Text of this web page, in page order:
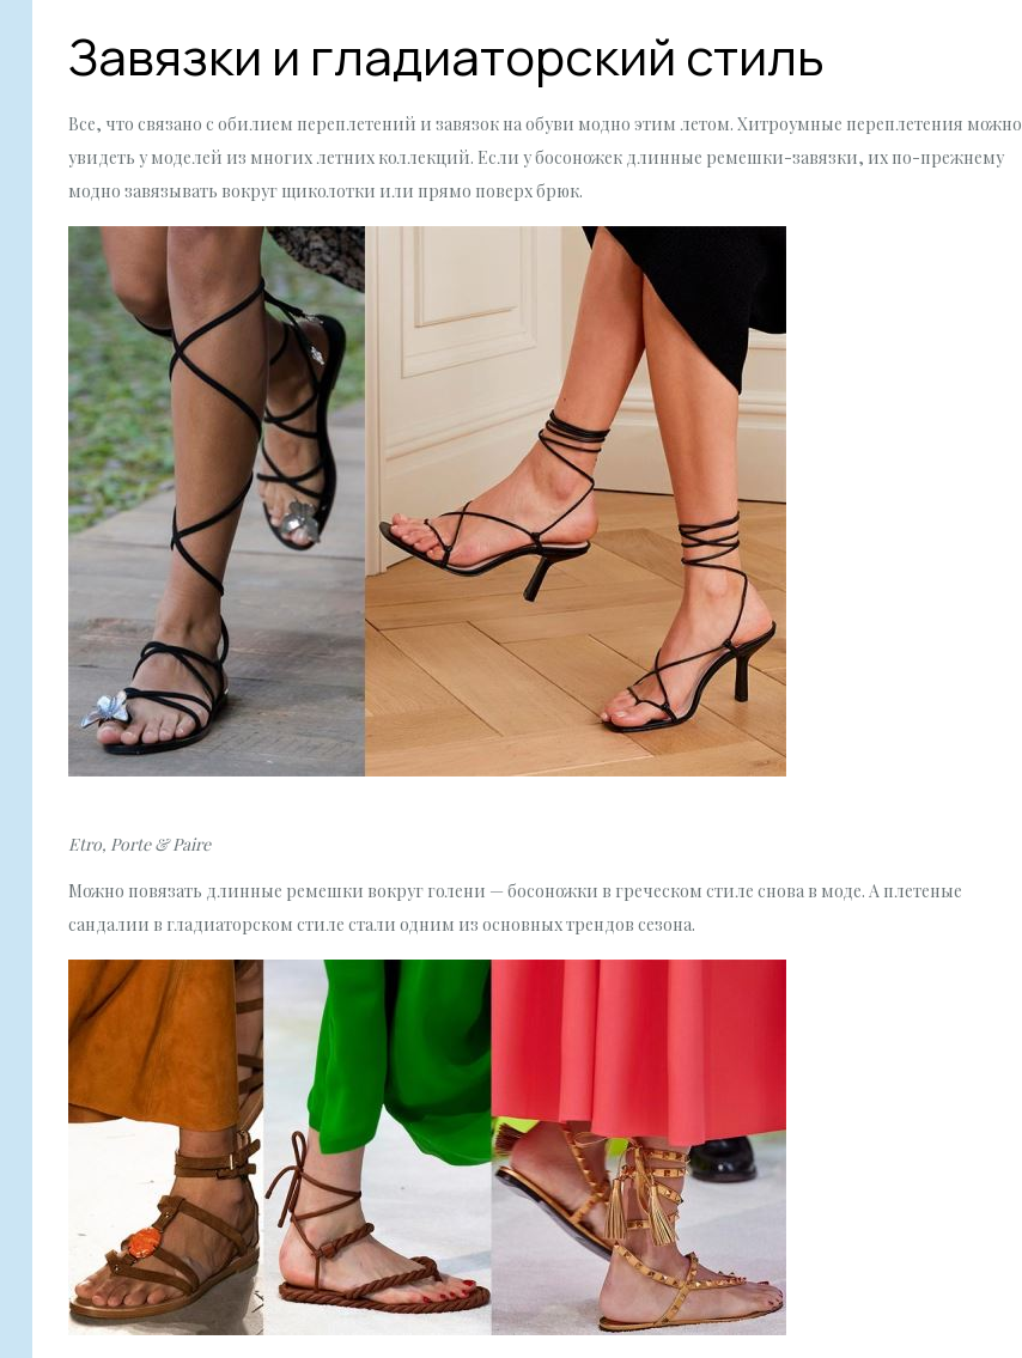
Завязки и гладиаторский стиль
Все, что связано с обилием переплетений и завязок на обуви модно этим летом. Хитроумные переплетения можно
увидеть у моделей из многих летних коллекций. Если у босоножек длинные ремешки-завязки, их по-прежнему
модно завязывать вокруг щиколотки или прямо поверх брюк.
Etro, Porte & Paire
Можно повязать длинные ремешки вокруг голени — босоножки в греческом стиле снова в моде. А плетеные
сандалии в гладиаторском стиле стали одним из основных трендов сезона.